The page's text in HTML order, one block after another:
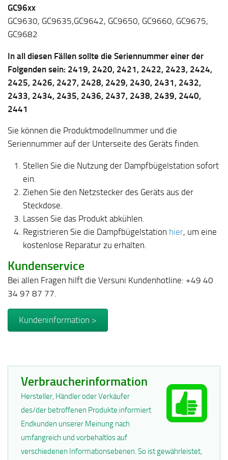
GC96xx
GC9630, GC9635,GC9642, GC9650, GC9660, GC9675,
GC9682
In all diesen Fällen sollte die Seriennummer einer der
Folgenden sein: 2419, 2420, 2421, 2422, 2423, 2424,
2425, 2426, 2427, 2428, 2429, 2430, 2431, 2432,
2433, 2434, 2435, 2436, 2437, 2438, 2439, 2440,
2441
Sie können die Produktmodellnummer und die
Seriennummer auf der Unterseite des Geräts finden.
Stellen Sie die Nutzung der Dampfbügelstation sofort
ein.
Ziehen Sie den Netzstecker des Geräts aus der
Steckdose.
Lassen Sie das Produkt abkühlen.
Registrieren Sie die Dampfbügelstation hier, um eine
kostenlose Reparatur zu erhalten.
Kundenservice
Bei allen Fragen hilft die Versuni Kundenhotline: +49 40
34 97 87 77.
Kundeninformation >
Verbraucherinformation
Hersteller, Händler oder Verkäufer
des/der betroffenen Produkte informiert
Endkunden unserer Meinung nach
umfangreich und vorbehaltlos auf
verschiedenen Informationsebenen. So ist gewährleistet,